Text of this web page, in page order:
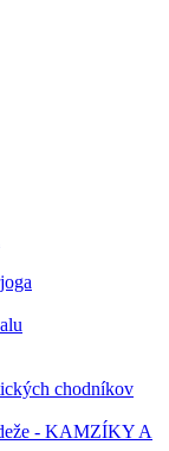
chodníkov
- KAMZÍKY A